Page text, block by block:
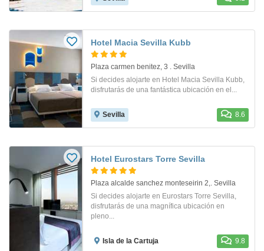
Hotel Macia Sevilla Kubb
Plaza carmen benitez, 3 . Sevilla
Si decides alojarte en Hotel Macia Sevilla Kubb,
disfrutarás de una fantástica ubicación en el...
Sevilla 8.6
Hotel Eurostars Torre Sevilla
Plaza alcalde sanchez monteseirin 2,. Sevilla
Si decides alojarte en Eurostars Torre Sevilla,
disfrutarás de una magnífica ubicación en
pleno...
Isla de la Cartuja 9.8